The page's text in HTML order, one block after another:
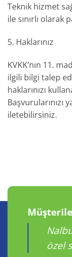
Teknik hizmet
ile sınırlı olarak
5. Haklarınız
KVKK’nın 11.
ilgili bilgi talep
haklarınızı
Başvurularınızı
iletebilirsiniz.
özel